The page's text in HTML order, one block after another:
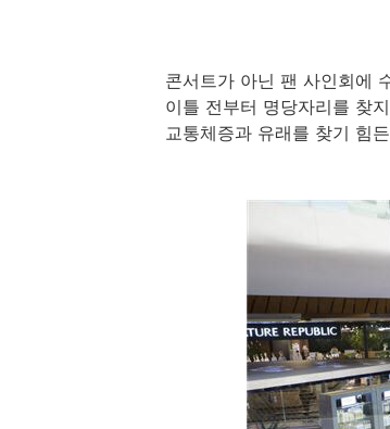
콘서트가 아닌 팬 사인회에
이틀 전부터 명당자리를 찾
교통체증과 유래를 찾기 힘